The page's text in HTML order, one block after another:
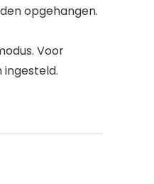
opgehangen.
Voor